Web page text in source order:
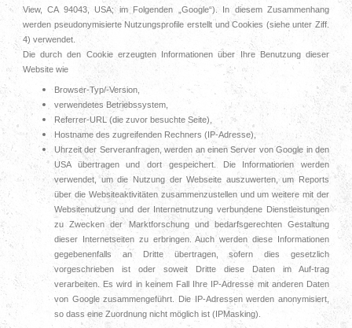
View, CA 94043, USA; im Folgenden „Google“). In diesem Zusammenhang
werden pseudonymisierte Nutzungsprofile erstellt und Cookies (siehe unter Ziff.
4) verwendet.
Die durch den Cookie erzeugten Informationen über Ihre Benutzung dieser
Website wie
Browser-Typ/-Version,
verwendetes Betriebssystem,
Referrer-URL (die zuvor besuchte Seite),
Hostname des zugreifenden Rechners (IP-Adresse),
Uhrzeit der Serveranfragen, werden an einen Server von Google in den
USA übertragen und dort gespeichert. Die Informationen werden
verwendet, um die Nutzung der Webseite auszuwerten, um Reports
über die Websiteaktivitäten zusammenzustellen und um weitere mit der
Websitenutzung und der Internetnutzung verbundene Dienstleistungen
zu Zwecken der Marktforschung und bedarfsgerechten Gestaltung
dieser Internetseiten zu erbringen. Auch werden diese Informationen
gegebenenfalls an Dritte übertragen, sofern dies gesetzlich
vorgeschrieben ist oder soweit Dritte diese Daten im Auf-trag
verarbeiten. Es wird in keinem Fall Ihre IP-Adresse mit anderen Daten
von Google zusammengeführt. Die IP-Adressen werden anonymisiert,
so dass eine Zuordnung nicht möglich ist (IPMasking).